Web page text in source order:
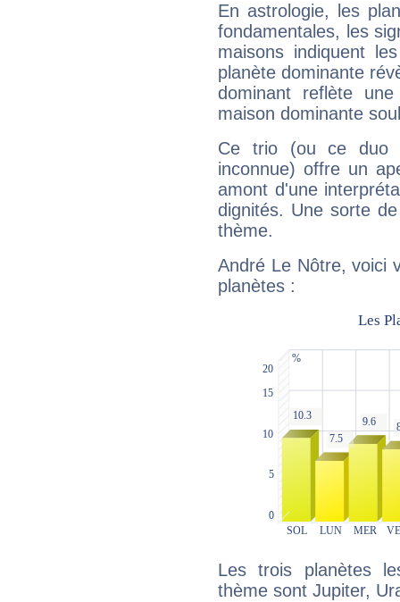
En astrologie, les
fondamentales, les
maisons indiquent
planète dominante
dominant reflète
maison dominante
Ce trio (ou ce duo
inconnue) offre un
amont d'une
dignités. Une sorte
thème.
André Le Nôtre, voici
planètes :
Les trois planètes
thème sont Jupiter,